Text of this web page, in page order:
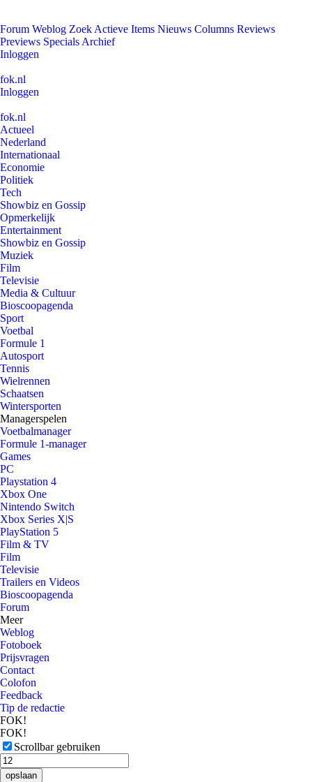
Forum Weblog Zoek Actieve Items Nieuws Columns Reviews
Previews Specials Archief
Inloggen
fok.nl
Inloggen
fok.nl
Actueel
Nederland
Internationaal
Economie
Politiek
Tech
Showbiz en Gossip
Opmerkelijk
Entertainment
Showbiz en Gossip
Muziek
Film
Televisie
Media & Cultuur
Bioscoopagenda
Sport
Voetbal
Formule 1
Autosport
Tennis
Wielrennen
Schaatsen
Wintersporten
Managerspelen
Voetbalmanager
Formule 1-manager
Games
PC
Playstation 4
Xbox One
Nintendo Switch
Xbox Series X|S
PlayStation 5
Film & TV
Film
Televisie
Trailers en Videos
Bioscoopagenda
Forum
Meer
Weblog
Fotoboek
Prijsvragen
Contact
Colofon
Feedback
Tip de redactie
FOK!
FOK!
Scrollbar gebruiken
opslaan